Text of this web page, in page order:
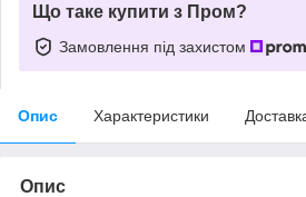
Що таке купити з Пром?
Замовлення під захистом
Опис Характеристики
Опис